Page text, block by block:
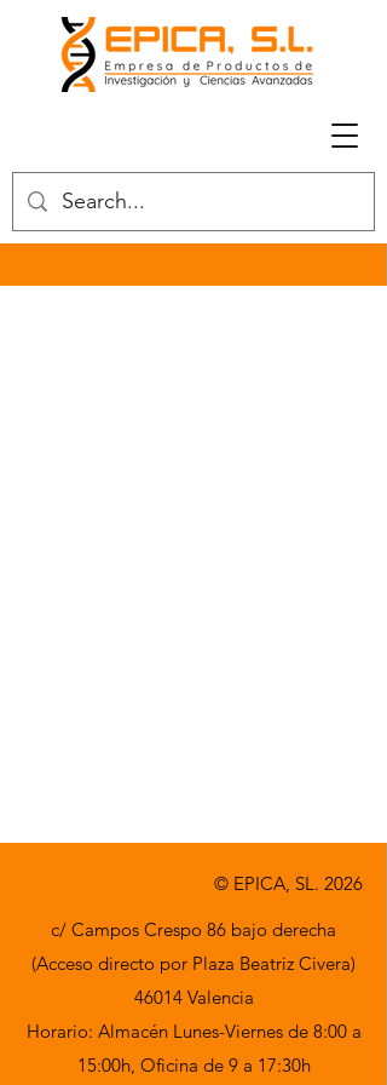
© EPICA, SL. 2026
c/ Campos Crespo 86 bajo derecha
(Acceso directo por Plaza Beatriz Civera)
46014 Valencia
Horario: Almacén Lunes-Viernes de 8:00 a
15:00h, Oficina de 9 a 17:30h